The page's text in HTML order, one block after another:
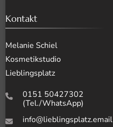
Kontakt
Melanie Schiel
Kosmetikstudio
Lieblingsplatz
0151 50427302
(Tel./WhatsApp)
info@lieblingsplatz.email